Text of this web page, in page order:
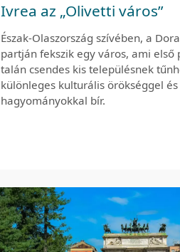
Ivrea az „Olivetti város”
Észak-Olaszország szívében, a
partján fekszik egy város, ami első
talán csendes kis településnek
különleges kulturális örökséggel
hagyományokkal bír.